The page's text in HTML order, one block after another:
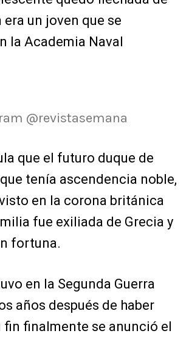
era un joven que se
la Academia Naval
@revistasemana
que el futuro duque de
tenía ascendencia noble,
en la corona británica
fue exiliada de Grecia y
fortuna.
en la Segunda Guerra
años después de haber
fin finalmente se anunció el